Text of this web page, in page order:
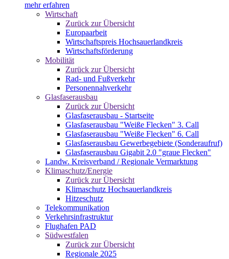
mehr erfahren
Wirtschaft
Zurück zur Übersicht
Europaarbeit
Wirtschaftspreis Hochsauerlandkreis
Wirtschaftsförderung
Mobilität
Zurück zur Übersicht
Rad- und Fußverkehr
Personennahverkehr
Glasfaserausbau
Zurück zur Übersicht
Glasfaserausbau - Startseite
Glasfaserausbau "Weiße Flecken" 3. Call
Glasfaserausbau "Weiße Flecken" 6. Call
Glasfaserausbau Gewerbegebiete (Sonderaufruf)
Glasfaserausbau Gigabit 2.0 "graue Flecken"
Landw. Kreisverband / Regionale Vermarktung
Klimaschutz/Energie
Zurück zur Übersicht
Klimaschutz Hochsauerlandkreis
Hitzeschutz
Telekommunikation
Verkehrsinfrastruktur
Flughafen PAD
Südwestfalen
Zurück zur Übersicht
Regionale 2025